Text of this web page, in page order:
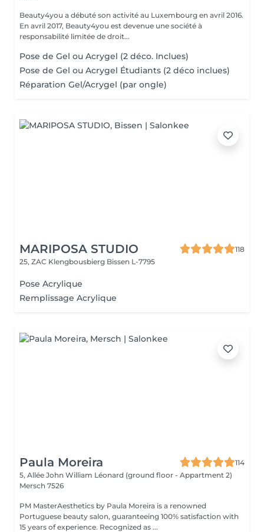
Beauty4you a débuté son activité au Luxembourg en avril 2016.
En avril 2017, Beauty4you est devenue une société à
responsabilité limitée de droit...
Pose de Gel ou Acrygel (2 déco. Inclues)
Pose de Gel ou Acrygel Étudiants (2 déco inclues)
Réparation Gel/Acrygel (par ongle)
MARIPOSA STUDIO
118
25, ZAC Klengbousbierg Bissen L-7795
Pose Acrylique
Remplissage Acrylique
Paula Moreira
114
5, Allée John William Léonard (ground floor - Appartment 2)
Mersch 7526
PM MasterAesthetics by Paula Moreira is a renowned
Portuguese beauty salon, guaranteeing 100% satisfaction with
15 years of experience. Recognized as ...